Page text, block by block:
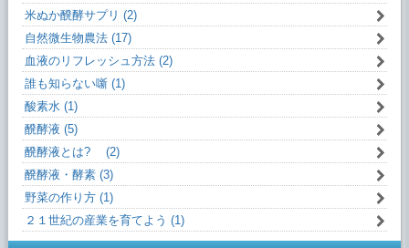
米ぬか醗酵サプリ (2)
自然微生物農法 (17)
血液のリフレッシュ方法 (2)
誰も知らない噺 (1)
酸素水 (1)
醗酵液 (5)
醗酵液とは? (2)
醗酵液・酵素 (3)
野菜の作り方 (1)
２１世紀の産業を育てよう (1)